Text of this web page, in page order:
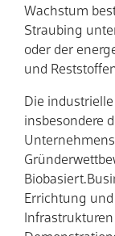
Wachstum
Straubing
oder der
und
Die
insbesondere
Errichtung